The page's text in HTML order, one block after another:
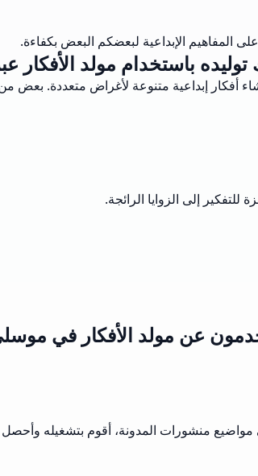
المفاهيم الإبداعية لبعضكم البعض بكفاءة.
باستخدام مولد الأفكار
أفكار إبداعية متنوعة لأغراض متعددة. بعض
إلى الزوايا الرائجة.
عن مولد الأفكار في
مواضيع منشورات المدونة، أقوم بتشغيله